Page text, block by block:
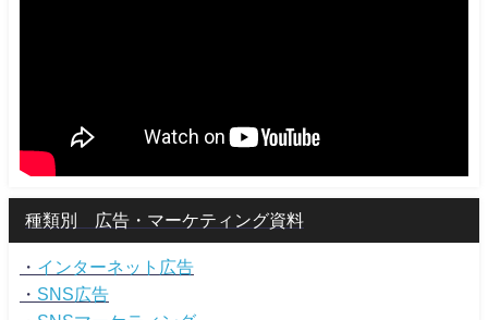
種類別 広告・マーケティング資料
・ インターネット広告
・ SNS広告